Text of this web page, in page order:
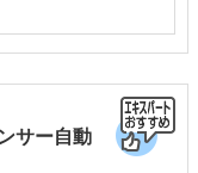
サー自動